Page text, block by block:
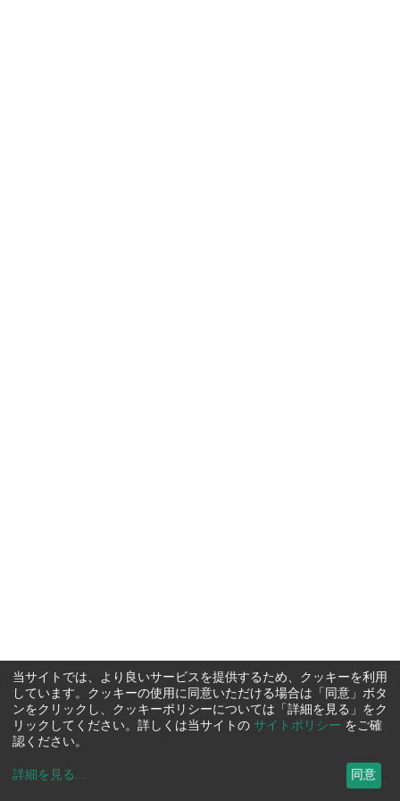
当サイトでは、より良いサービスを提供するため、クッキーを利用
しています。クッキーの使用に同意いただける場合は「同意」ボタ
ンをクリックし、クッキーポリシーについては「詳細を見る」をク
リックしてください。詳しくは当サイトの サイトポリシー をご確
認ください。
詳細を見る ... 同意